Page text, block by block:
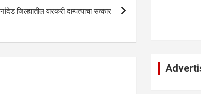
नांदेड जिल्ह्यातील वारकरी दाम्पत्याचा सत्कार